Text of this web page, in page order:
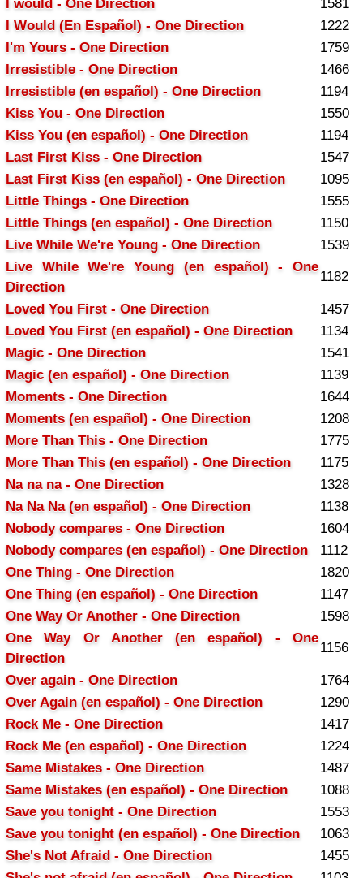
I would - One Direction
1581
I Would (En Español) - One Direction
1222
I'm Yours - One Direction
1759
Irresistible - One Direction
1466
Irresistible (en español) - One Direction
1194
Kiss You - One Direction
1550
Kiss You (en español) - One Direction
1194
Last First Kiss - One Direction
1547
Last First Kiss (en español) - One Direction
1095
Little Things - One Direction
1555
Little Things (en español) - One Direction
1150
Live While We're Young - One Direction
1539
Live While We're Young (en español) - One
Direction
1182
Loved You First - One Direction
1457
Loved You First (en español) - One Direction
1134
Magic - One Direction
1541
Magic (en español) - One Direction
1139
Moments - One Direction
1644
Moments (en español) - One Direction
1208
More Than This - One Direction
1775
More Than This (en español) - One Direction
1175
Na na na - One Direction
1328
Na Na Na (en español) - One Direction
1138
Nobody compares - One Direction
1604
Nobody compares (en español) - One Direction
1112
One Thing - One Direction
1820
One Thing (en español) - One Direction
1147
One Way Or Another - One Direction
1598
One Way Or Another (en español) - One
Direction
1156
Over again - One Direction
1764
Over Again (en español) - One Direction
1290
Rock Me - One Direction
1417
Rock Me (en español) - One Direction
1224
Same Mistakes - One Direction
1487
Same Mistakes (en español) - One Direction
1088
Save you tonight - One Direction
1553
Save you tonight (en español) - One Direction
1063
She's Not Afraid - One Direction
1455